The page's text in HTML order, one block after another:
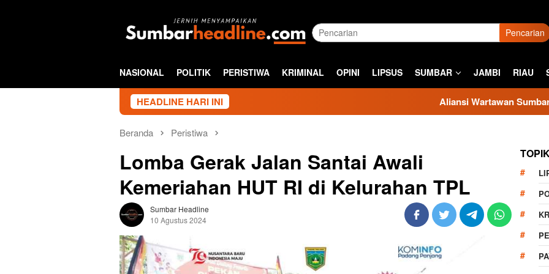
Pencarian
NASIONAL POLITIK PERISTIWA KRIMINAL OPINI LIPSUS SUMBAR JAMBI RIAU
HEADLINE HARI INI Aliansi Wartawan Sumbar Kecam Sikap
Beranda Peristiwa
Lomba Gerak Jalan Santai Awali
Kemeriahan HUT RI di Kelurahan TPL
Sumbar Headline
10 Agustus 2024